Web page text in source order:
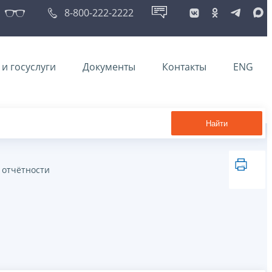
8-800-222-2222
госуслуги Документы Контакты ENG
Найти